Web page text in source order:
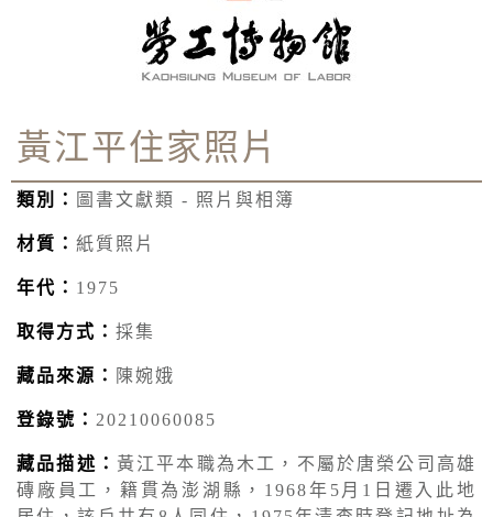
黃江平住家照片
類別： 圖書文獻類 - 照片與相簿
材質： 紙質照片
年代： 1975
取得方式： 採集
藏品來源： 陳婉娥
登錄號： 20210060085
藏品描述： 黃江平本職為木工，不屬於唐榮公司高雄
磚廠員工，籍貫為澎湖縣，1968年5月1日遷入此地